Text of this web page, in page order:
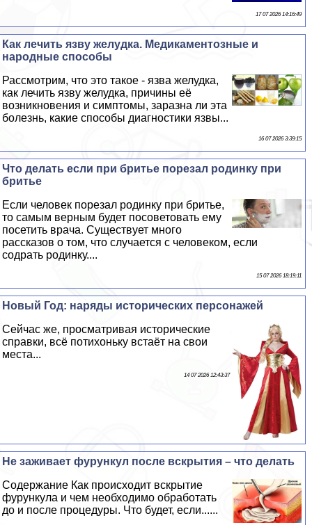
17 07 2026 14:16:49
Как лечить язву желудка. Медикаментозные и
народные способы
Рассмотрим, что это такое - язва желудка,
как лечить язву желудка, причины её
возникновения и симптомы, заразна ли эта
болезнь, какие способы диагностики язвы...
16 07 2026 3:39:15
Что делать если при бритье порезал родинку при
бритье
Если человек порезал родинку при бритье,
то самым верным будет посоветовать ему
посетить врача. Существует много
рассказов о том, что случается с человеком, если
содрать родинку....
15 07 2026 18:19:11
Новый Год: наряды исторических персонажей
Сейчас же, просматривая исторические
справки, всё потихоньку встаёт на свои
места...
14 07 2026 12:43:37
Не заживает фурункул после вскрытия – что делать
Содержание Как происходит вскрытие
фурункула и чем необходимо обработать
до и после процедуры. Что будет, если......